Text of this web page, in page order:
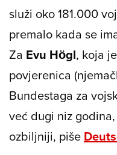
služi oko 181.000
premalo kada se
Za Evu Högl, koja
povjerenica
Bundestaga za
već dugi niz
ozbiljniji, piše